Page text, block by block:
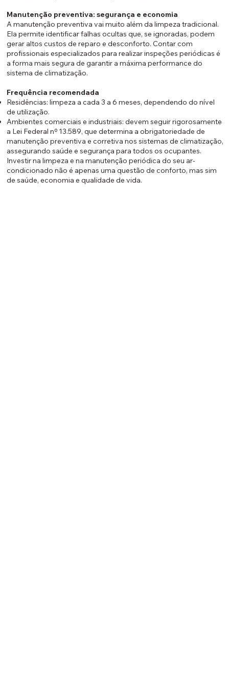
Manutenção preventiva: segurança e economia
A manutenção preventiva vai muito além da limpeza tradicional.
Ela permite identificar falhas ocultas que, se ignoradas, podem
gerar altos custos de reparo e desconforto. Contar com
profissionais especializados para realizar inspeções periódicas é
a forma mais segura de garantir a máxima performance do
sistema de climatização.
Frequência recomendada
Residências: limpeza a cada 3 a 6 meses, dependendo do nível
de utilização.
Ambientes comerciais e industriais: devem seguir rigorosamente
a Lei Federal nº 13.589, que determina a obrigatoriedade de
manutenção preventiva e corretiva nos sistemas de climatização,
assegurando saúde e segurança para todos os ocupantes.
Investir na limpeza e na manutenção periódica do seu ar-
condicionado não é apenas uma questão de conforto, mas sim
de saúde, economia e qualidade de vida.